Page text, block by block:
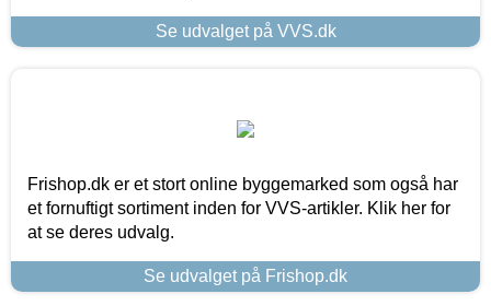
Se udvalget på VVS.dk
Frishop.dk er et stort online byggemarked som også har
et fornuftigt sortiment inden for VVS-artikler. Klik her for
at se deres udvalg.
Se udvalget på Frishop.dk